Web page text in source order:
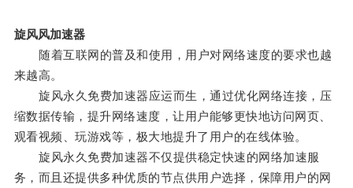
旋风风加速器
随着互联网的普及和使用，用户对网络速度的要求也越
来越高。
旋风永久免费加速器应运而生，通过优化网络连接，压
缩数据传输，提升网络速度，让用户能够更快地访问网页、
观看视频、玩游戏等，极大地提升了用户的在线体验。
旋风永久免费加速器不仅提供稳定快速的网络加速服
务，而且还提供多种优质的节点供用户选择，保障用户的网